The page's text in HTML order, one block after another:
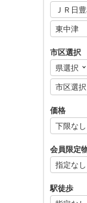
市区選択
価格
会員限定
駅徒歩